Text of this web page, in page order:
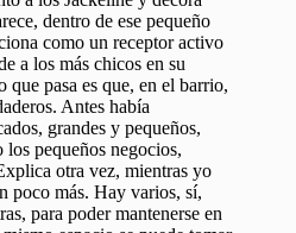
dentro de ese pequeño
como un receptor activo
a los más chicos en su
que pasa es que, en el barrio,
Antes había
grandes y pequeños,
pequeños negocios,
otra vez, mientras yo
poco más. Hay varios, sí,
para poder mantenerse en